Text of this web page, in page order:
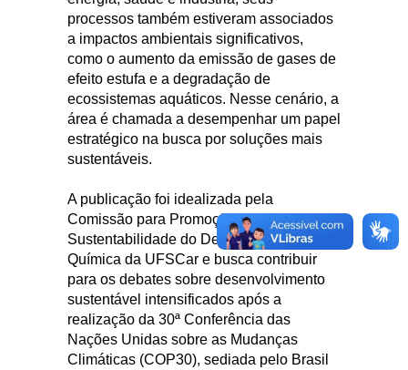
processos também estiveram associados
a impactos ambientais significativos,
como o aumento da emissão de gases de
efeito estufa e a degradação de
ecossistemas aquáticos. Nesse cenário, a
área é chamada a desempenhar um papel
estratégico na busca por soluções mais
sustentáveis.
A publicação foi idealizada pela
Comissão para Promoção da
Sustentabilidade do Departamento de
Química da UFSCar e busca contribuir
para os debates sobre desenvolvimento
sustentável intensificados após a
realização da 30ª Conferência das
Nações Unidas sobre as Mudanças
Climáticas (COP30), sediada pelo Brasil